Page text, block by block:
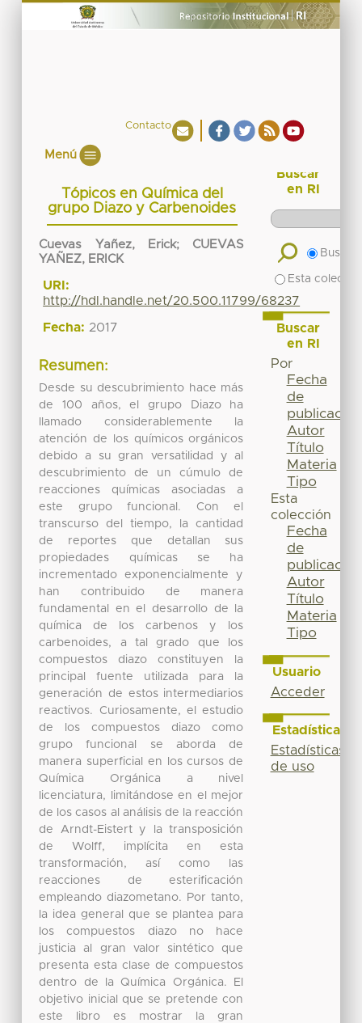
Contacto
Menú
Tópicos en Química del
grupo Diazo y Carbenoides
Cuevas Yañez, Erick; CUEVAS
YAÑEZ, ERICK
URI:
http://hdl.handle.net/20.500.11799/68237
Fecha: 2017
Resumen:
Desde su descubrimiento hace más
de 100 años, el grupo Diazo ha
llamado considerablemente la
atención de los químicos orgánicos
debido a su gran versatilidad y al
descubrimiento de un cúmulo de
reacciones químicas asociadas a
este grupo funcional. Con el
transcurso del tiempo, la cantidad
de reportes que detallan sus
propiedades químicas se ha
incrementado exponencialmente y
han contribuido de manera
fundamental en el desarrollo de la
química de los carbenos y los
carbenoides, a tal grado que los
compuestos diazo constituyen la
principal fuente utilizada para la
generación de estos intermediarios
reactivos. Curiosamente, el estudio
de los compuestos diazo como
grupo funcional se aborda de
manera superficial en los cursos de
Química Orgánica a nivel
licenciatura, limitándose en el mejor
de los casos al análisis de la reacción
de Arndt-Eistert y la transposición
de Wolff, implícita en esta
transformación, así como las
reacciones de esterificación
empleando diazometano. Por tanto,
la idea general que se plantea para
los compuestos diazo no hace
justicia al gran valor sintético que
presenta esta clase de compuestos
dentro de la Química Orgánica. El
objetivo inicial que se pretende con
este libro es mostrar la gran
Buscar
en RI
Buscar
Esta
Buscar
en RI
Por
Fecha
de
publicación
Autor
Título
Materia
Tipo
Esta
colección
Fecha
de
publicación
Autor
Título
Materia
Tipo
Usuario
Acceder
Estadísticas
Estadísticas
de uso